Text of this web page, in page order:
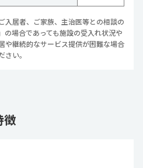
居者、ご家族、主治医等との相談の
場合であっても施設の受入れ状況や
や継続的なサービス提供が困難な場合
い。
徴